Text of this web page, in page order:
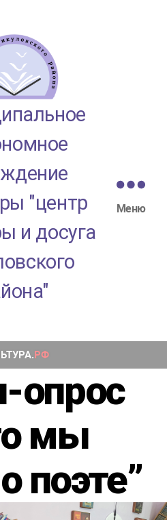
МАУК
"ЦКД
района"
"центр
и досуга
Меню
опрос
мы
поэте”